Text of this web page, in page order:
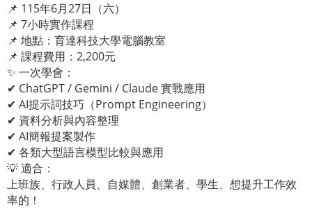
📌 115年6月27日（六）
📌 7小時實作課程
📌 地點：育達科技大學電腦教室
📌 課程費用：2,200元
✨ 一次學會：
✔ ChatGPT / Gemini / Claude 實戰應用
✔ AI提示詞技巧（Prompt Engineering）
✔ 資料分析與內容整理
✔ AI簡報提案製作
✔ 各類大型語言模型比較與應用
💡 適合：
上班族、行政人員、自媒體、創業者、學生、想提升工作效
率的！